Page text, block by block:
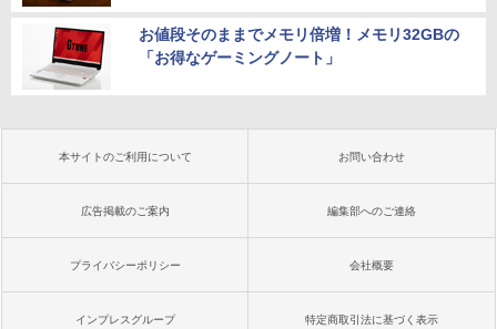
お値段そのままでメモリ倍増！メモリ32GBの
「お得なゲーミングノート」
本サイトのご利用について お問い合わせ
広告掲載のご案内 編集部へのご連絡
プライバシーポリシー 会社概要
インプレスグループ 特定商取引法に基づく表示